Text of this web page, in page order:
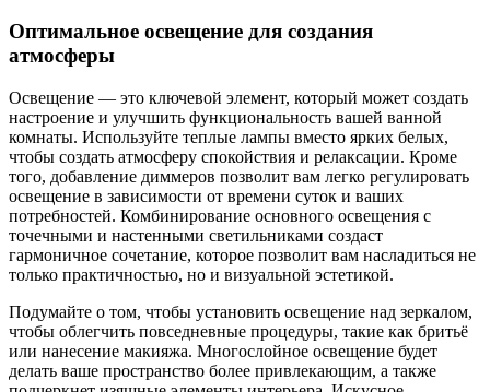
Оптимальное освещение для создания
атмосферы
Освещение — это ключевой элемент, который может создать
настроение и улучшить функциональность вашей ванной
комнаты. Используйте теплые лампы вместо ярких белых,
чтобы создать атмосферу спокойствия и релаксации. Кроме
того, добавление диммеров позволит вам легко регулировать
освещение в зависимости от времени суток и ваших
потребностей. Комбинирование основного освещения с
точечными и настенными светильниками создаст
гармоничное сочетание, которое позволит вам насладиться не
только практичностью, но и визуальной эстетикой.
Подумайте о том, чтобы установить освещение над зеркалом,
чтобы облегчить повседневные процедуры, такие как бритьё
или нанесение макияжа. Многослойное освещение будет
делать ваше пространство более привлекающим, а также